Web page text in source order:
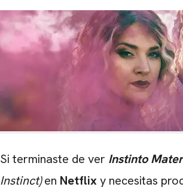
Si terminaste de ver Instinto
Instinct) en Netflixy necesitas